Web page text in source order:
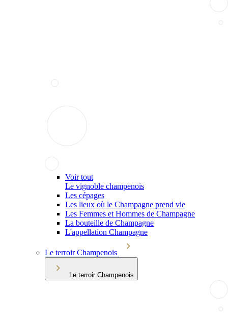
Voir tout
Le vignoble champenois
Les cépages
Les lieux où le Champagne prend vie
Les Femmes et Hommes de Champagne
La bouteille de Champagne
L'appellation Champagne
Le terroir Champenois
Le terroir Champenois